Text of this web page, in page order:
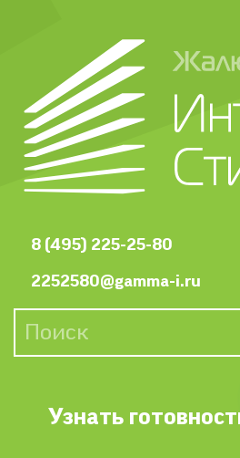
8 (495) 225-25-80
2252580@gamma-i.ru
Узнать